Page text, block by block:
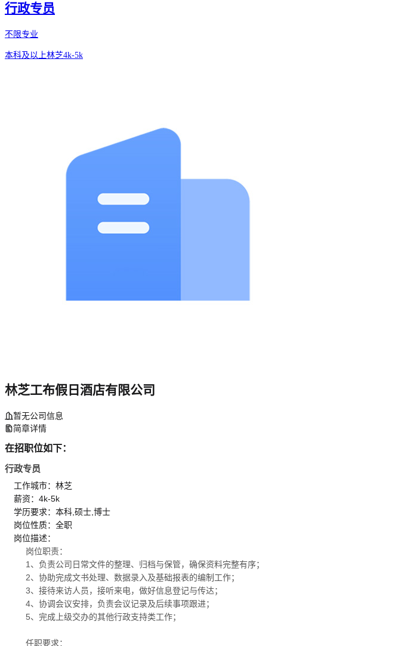
行政专员
不限专业
本科及以上林芝4k-5k
林芝工布假日酒店有限公司
暂无公司信息
简章详情
在招职位如下：
行政专员
工作城市：林芝
薪资：4k-5k
学历要求：本科,硕士,博士
岗位性质：全职
岗位描述：
岗位职责：
1、负责公司日常文件的整理、归档与保管，确保资料完整有序；
2、协助完成文书处理、数据录入及基础报表的编制工作；
3、接待来访人员，接听来电，做好信息登记与传达；
4、协调会议安排，负责会议记录及后续事项跟进；
5、完成上级交办的其他行政支持类工作；
任职要求：